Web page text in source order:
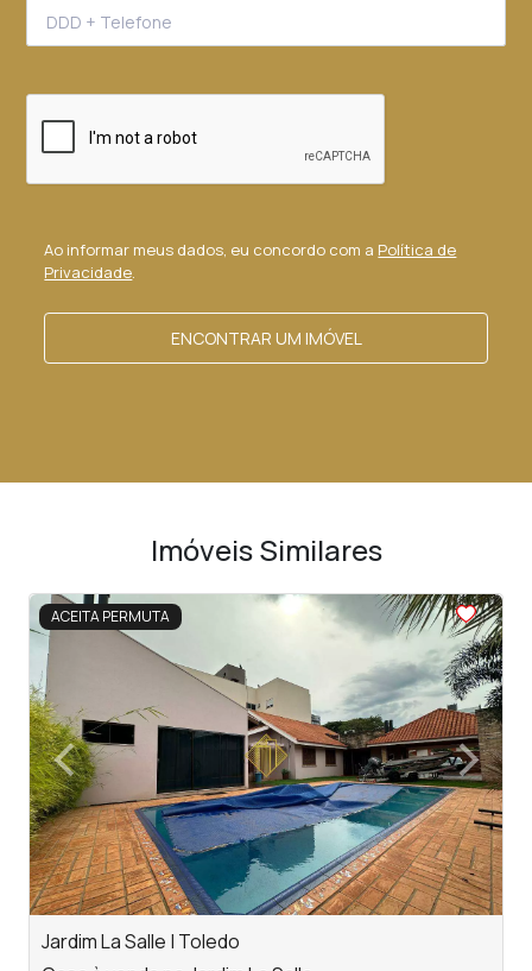
Ao informar meus dados, eu concordo com a Política de
Privacidade.
ENCONTRAR UM IMÓVEL
Imóveis Similares
ACEITA PERMUTA
<<<<
‹Previous ›
Next
Jardim La Salle | Toledo